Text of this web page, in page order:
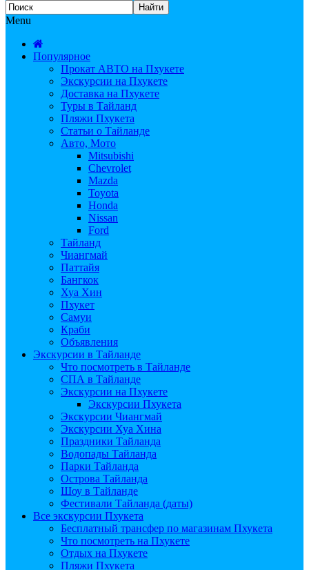
Menu
Популярное
Прокат АВТО на Пхукете
Экскурсии на Пхукете
Доставка на Пхукете
Туры в Тайланд
Пляжи Пхукета
Статьи о Тайланде
Авто, Мото
Mitsubishi
Chevrolet
Mazda
Toyota
Honda
Nissan
Ford
Тайланд
Чиангмай
Паттайя
Бангкок
Хуа Хин
Пхукет
Самуи
Краби
Объявления
Экскурсии в Тайланде
Что посмотреть в Тайланде
СПА в Тайланде
Экскурсии на Пхукете
Экскурсии Пхукета
Экскурсии Чиангмай
Экскурсии Хуа Хина
Праздники Тайланда
Водопады Тайланда
Парки Тайланда
Острова Тайланда
Шоу в Тайланде
Фестивали Тайланда (даты)
Все экскурсии Пхукета
Бесплатный трансфер по магазинам Пхукета
Что посмотреть на Пхукете
Отдых на Пхукете
Пляжи Пхукета